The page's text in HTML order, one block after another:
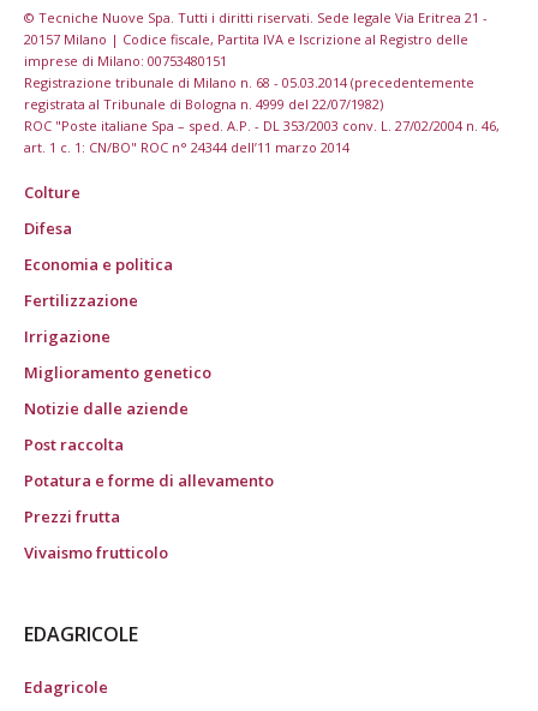
© Tecniche Nuove Spa. Tutti i diritti riservati. Sede legale Via Eritrea 21 -
20157 Milano | Codice fiscale, Partita IVA e Iscrizione al Registro delle
imprese di Milano: 00753480151
Registrazione tribunale di Milano n. 68 - 05.03.2014 (precedentemente
registrata al Tribunale di Bologna n. 4999 del 22/07/1982)
ROC "Poste italiane Spa – sped. A.P. - DL 353/2003 conv. L. 27/02/2004 n. 46,
art. 1 c. 1: CN/BO" ROC n° 24344 dell’11 marzo 2014
Colture
Difesa
Economia e politica
Fertilizzazione
Irrigazione
Miglioramento genetico
Notizie dalle aziende
Post raccolta
Potatura e forme di allevamento
Prezzi frutta
Vivaismo frutticolo
EDAGRICOLE
Edagricole